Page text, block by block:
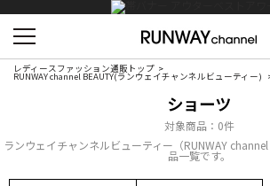
レディースファッション通販トップ
RUNWAY channel BEAUTY(ランウェイチャンネルビューティー)
ショーツ
対象商品： 0件
ランウェイチャンネルビューティー（RUNWAY
品一覧です。